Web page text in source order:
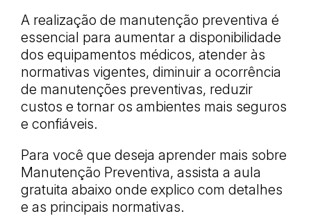
A realização de manutenção preventiva é
essencial para aumentar a disponibilidade
dos equipamentos médicos, atender às
normativas vigentes, diminuir a ocorrência
de manutenções preventivas, reduzir
custos e tornar os ambientes mais seguros
e confiáveis.
Para você que deseja aprender mais sobre
Manutenção Preventiva, assista a aula
gratuita abaixo onde explico com detalhes
e as principais normativas.